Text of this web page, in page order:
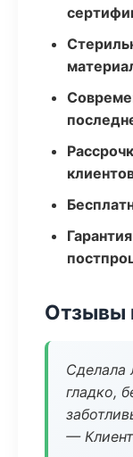
Отзывы
Сделала
гладко,
—